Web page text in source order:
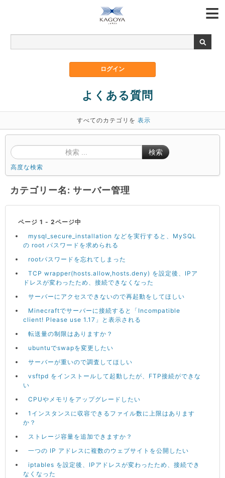
よくある質問
すべてのカテゴリを 表示
検索
高度な検索
カテゴリー名: サーバー管理
ページ 1 - 2ページ中
mysql_secure_installation などを実行すると、MySQL
の root パスワードを求められる
rootパスワードを忘れてしまった
TCP wrapper(hosts.allow,hosts.deny) を設定後、IPア
ドレスが変わったため、接続できなくなった
サーバーにアクセスできないので再起動をしてほしい
Minecraftでサーバーに接続すると「Incompatible
client! Please use 1.17」と表示される
転送量の制限はありますか？
ubuntuでswapを変更したい
サーバーが重いので調査してほしい
vsftpd をインストールして起動したが、FTP接続ができな
い
CPUやメモリをアップグレードしたい
1インスタンスに収容できるファイル数に上限はあります
か？
ストレージ容量を追加できますか？
一つの IP アドレスに複数のウェブサイトを公開したい
iptables を設定後、IPアドレスが変わったため、接続でき
なくなった